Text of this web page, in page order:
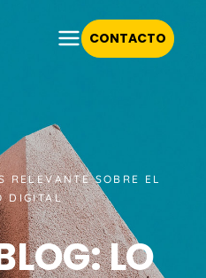
CONTACTO
RELEVANTE SOBRE EL
DIGITAL
LO